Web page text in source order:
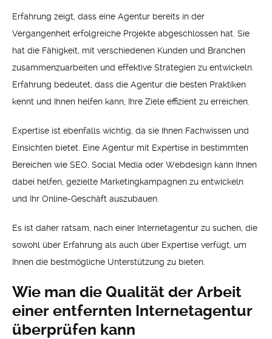
Erfahrung zeigt, dass eine Agentur bereits in der
Vergangenheit erfolgreiche Projekte abgeschlossen hat. Sie
hat die Fähigkeit, mit verschiedenen Kunden und Branchen
zusammenzuarbeiten und effektive Strategien zu entwickeln.
Erfahrung bedeutet, dass die Agentur die besten Praktiken
kennt und Ihnen helfen kann, Ihre Ziele effizient zu erreichen.
Expertise ist ebenfalls wichtig, da sie Ihnen Fachwissen und
Einsichten bietet. Eine Agentur mit Expertise in bestimmten
Bereichen wie SEO, Social Media oder Webdesign kann Ihnen
dabei helfen, gezielte Marketingkampagnen zu entwickeln
und Ihr Online-Geschäft auszubauen.
Es ist daher ratsam, nach einer Internetagentur zu suchen, die
sowohl über Erfahrung als auch über Expertise verfügt, um
Ihnen die bestmögliche Unterstützung zu bieten.
Wie man die Qualität der Arbeit
einer entfernten Internetagentur
überprüfen kann